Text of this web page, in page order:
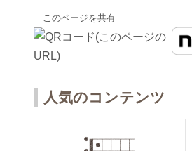
このページを共有
人気のコンテンツ